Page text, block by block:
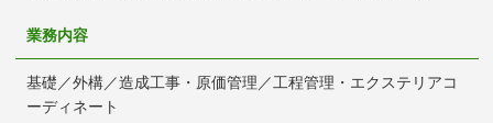
業務内容
基礎／外構／造成工事・原価管理／工程管理・エクステリアコ
ーディネート